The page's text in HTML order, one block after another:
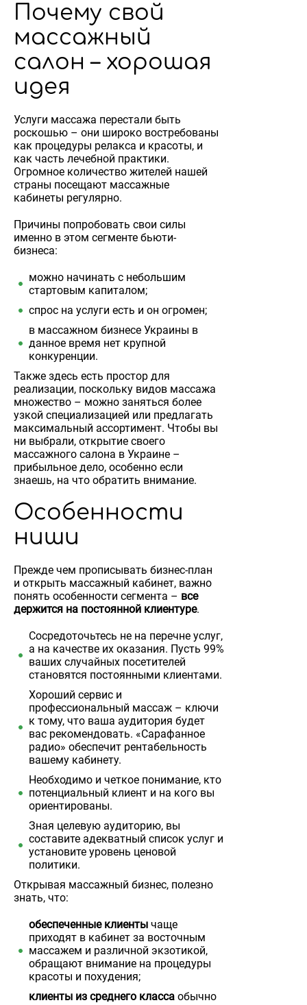
Почему свой
массажный
салон – хорошая
идея
Услуги массажа перестали быть
роскошью – они широко востребованы
как процедуры релакса и красоты, и
как часть лечебной практики.
Огромное количество жителей нашей
страны посещают массажные
кабинеты регулярно.
Причины попробовать свои силы
именно в этом сегменте бьюти-
бизнеса:
можно начинать с небольшим
стартовым капиталом;
спрос на услуги есть и он огромен;
в массажном бизнесе Украины в
данное время нет крупной
конкуренции.
Также здесь есть простор для
реализации, поскольку видов массажа
множество – можно заняться более
узкой специализацией или предлагать
максимальный ассортимент. Чтобы вы
ни выбрали, открытие своего
массажного салона в Украине –
прибыльное дело, особенно если
знаешь, на что обратить внимание.
Особенности
ниши
Прежде чем прописывать бизнес-план
и открыть массажный кабинет, важно
понять особенности сегмента – все
держится на постоянной клиентуре.
Сосредоточьтесь не на перечне услуг,
а на качестве их оказания. Пусть 99%
ваших случайных посетителей
становятся постоянными клиентами.
Хороший сервис и
профессиональный массаж – ключи
к тому, что ваша аудитория будет
вас рекомендовать. «Сарафанное
радио» обеспечит рентабельность
вашему кабинету.
Необходимо и четкое понимание, кто
потенциальный клиент и на кого вы
ориентированы.
Зная целевую аудиторию, вы
составите адекватный список услуг и
установите уровень ценовой
политики.
Открывая массажный бизнес, полезно
знать, что:
обеспеченные клиенты чаще
приходят в кабинет за восточным
массажем и различной экзотикой,
обращают внимание на процедуры
красоты и похудения;
клиенты из среднего класса обычно